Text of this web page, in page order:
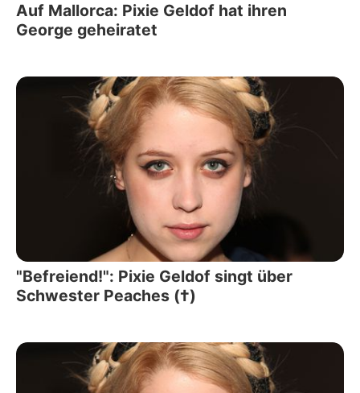
Auf Mallorca: Pixie Geldof hat ihren
George geheiratet
"Befreiend!": Pixie Geldof singt über
Schwester Peaches (†)